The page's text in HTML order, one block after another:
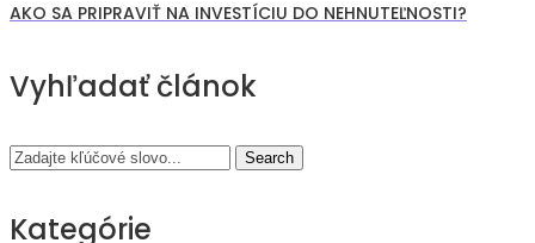
Navigácia
v
článku
AKO SA PRIPRAVIŤ NA INVESTÍCIU DO NEHNUTEĽNOSTI?
Vyhľadať článok
Search
Kategórie